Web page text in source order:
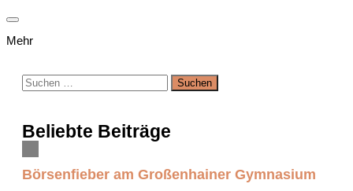
Mehr
Suchen
nach:
Beliebte Beiträge
Börsenfieber am Großenhainer Gymnasium